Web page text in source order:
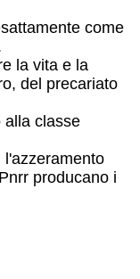
come
la vita e la
del precariato
alla classe
producano i